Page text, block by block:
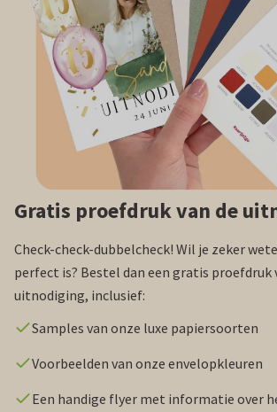
Gratis proefdruk van de
Check-check-dubbelcheck! Wil je zeker
perfect is? Bestel dan een gratis proefdruk
uitnodiging, inclusief:
Samples van onze luxe papiersoorten
Voorbeelden van onze envelopkleuren
Een handige flyer met informatie over